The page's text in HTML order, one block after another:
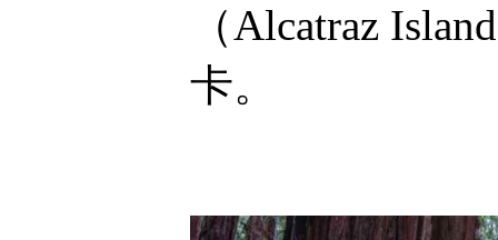
（Alcatraz
卡。